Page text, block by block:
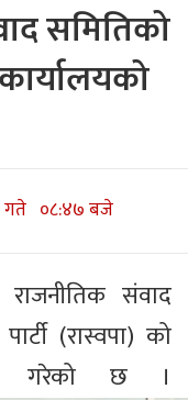
समितिको
कार्यालयको
गते ०८:४७ बजे
राजनीतिक संवाद
(रास्वपा) को
गरेको छ ।